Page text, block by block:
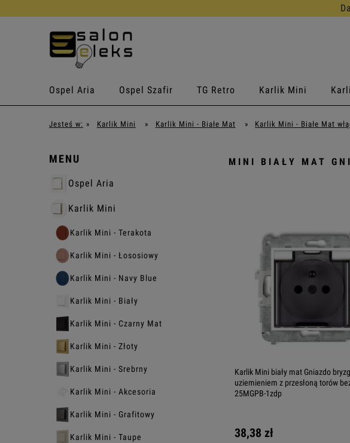
Ospel Aria Ospel Szafir TG Retro Karlik Mini
Jesteś w: » Karlik Mini » Karlik Mini - Białe Mat » Karlik Mini - Białe Mat
MENU
Ospel Aria
Karlik Mini
Karlik Mini - Terakota
Karlik Mini - Łososiowy
Karlik Mini - Navy Blue
Karlik Mini - Biały
Karlik Mini - Czarny Mat
Karlik Mini - Złoty
Karlik Mini - Srebrny
Karlik Mini - Akcesoria
Karlik Mini - Grafitowy
Karlik Mini - Taupe
MINI BIAŁY MAT
Karlik Mini biały mat Gniazdo
uziemieniem z przesłoną torów
25MGPB-1zdp
38,38 zł